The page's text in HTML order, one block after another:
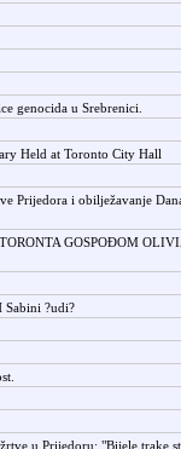
genocida u Srebrenici.
Held at Toronto City Hall
Prijedora i obilježavanje
GOSPOÐOM
Sabini ?udi?
u Prijedoru: "Bijele trake